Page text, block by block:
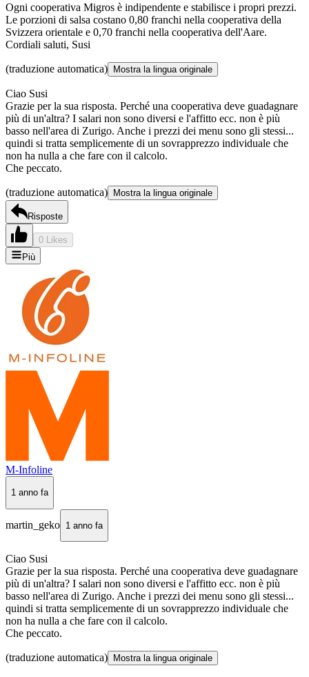
Ogni cooperativa Migros è indipendente e stabilisce i propri prezzi.
Le porzioni di salsa costano 0,80 franchi nella cooperativa della
Svizzera orientale e 0,70 franchi nella cooperativa dell'Aare.
Cordiali saluti, Susi
(traduzione automatica) Mostra la lingua originale
Ciao Susi
Grazie per la sua risposta. Perché una cooperativa deve guadagnare
più di un'altra? I salari non sono diversi e l'affitto ecc. non è più
basso nell'area di Zurigo. Anche i prezzi dei menu sono gli stessi...
quindi si tratta semplicemente di un sovrapprezzo individuale che
non ha nulla a che fare con il calcolo.
Che peccato.
(traduzione automatica) Mostra la lingua originale
Risposte
0 Likes
Più
M-Infoline
1 anno fa
martin_geko 1 anno fa
Ciao Susi
Grazie per la sua risposta. Perché una cooperativa deve guadagnare
più di un'altra? I salari non sono diversi e l'affitto ecc. non è più
basso nell'area di Zurigo. Anche i prezzi dei menu sono gli stessi...
quindi si tratta semplicemente di un sovrapprezzo individuale che
non ha nulla a che fare con il calcolo.
Che peccato.
(traduzione automatica) Mostra la lingua originale